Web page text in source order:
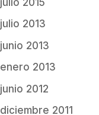
julio 2013
junio 2013
enero 2013
junio 2012
diciembre 2011